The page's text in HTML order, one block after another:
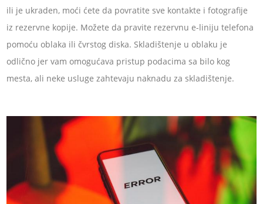
ili je ukraden, moći ćete da povratite sve kontakte i fotografije
iz rezervne kopije. Možete da pravite rezervnu e-liniju telefona
pomoću oblaka ili čvrstog diska. Skladištenje u oblaku je
odlično jer vam omogućava pristup podacima sa bilo kog
mesta, ali neke usluge zahtevaju naknadu za skladištenje.